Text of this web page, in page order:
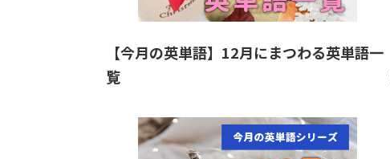
【今月の英単語】12月にまつわる英単語一
覧